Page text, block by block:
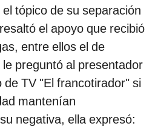
tópico de su separación
el apoyo que recibió
entre ellos el de
preguntó al presentador
TV "El francotirador" si
mantenían
negativa, ella expresó: